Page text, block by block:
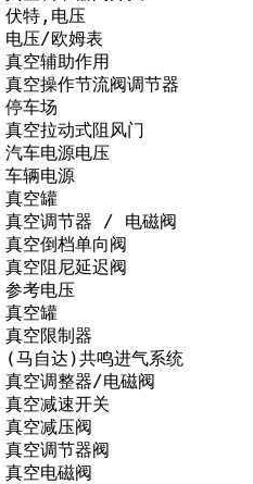
,电压
/欧姆表
辅助作用
作节流阀调节器
场
动式阻风门
电源电压
电源
罐
调节器 / 电磁阀
倒档单向阀
阻尼延迟阀
电压
空罐
限制器
达)共鸣进气系统
调整器/电磁阀
减速开关
减压阀
调节器阀
电磁阀